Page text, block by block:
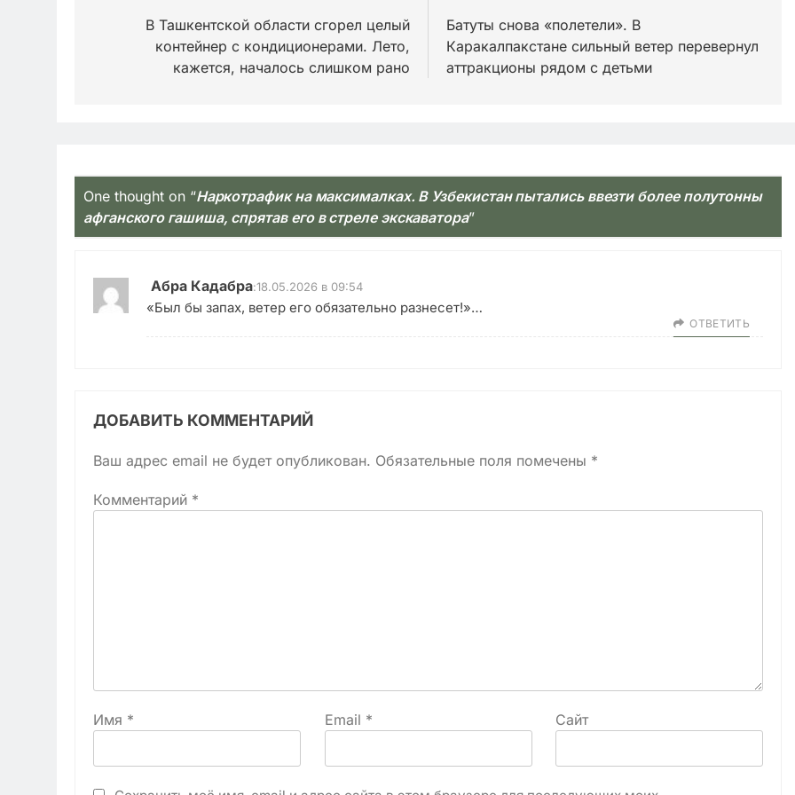
записям
В Ташкентской области сгорел целый
контейнер с кондиционерами. Лето,
кажется, началось слишком рано
Батуты снова «полетели». В
Каракалпакстане сильный ветер перевернул
аттракционы рядом с детьми
One thought on “Наркотрафик на максималках. В Узбекистан пытались ввезти более полутонны
афганского гашиша, спрятав его в стреле экскаватора”
Абра Кадабра:18.05.2026 в 09:54
«Был бы запах, ветер его обязательно разнесет!»…
ОТВЕТИТЬ
ДОБАВИТЬ КОММЕНТАРИЙ
Ваш адрес email не будет опубликован. Обязательные поля помечены *
Комментарий *
Имя * Email * Сайт